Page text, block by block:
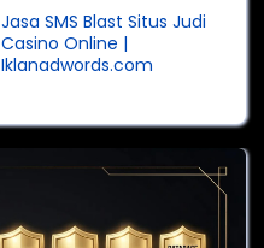
Jasa SMS Blast Situs Judi
Casino Online |
Iklanadwords.com